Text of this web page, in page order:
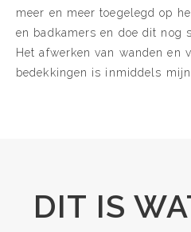
meer en meer toegelegd op
en badkamers en doe dit nog
Het afwerken van wanden en
bedekkingen is inmiddels mijn
DIT IS